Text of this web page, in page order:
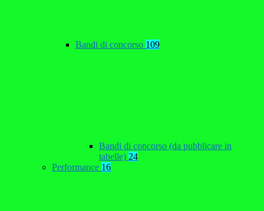
Bandi di concorso 109
Bandi di concorso (da pubblicare in
tabelle) 24
Performance 16